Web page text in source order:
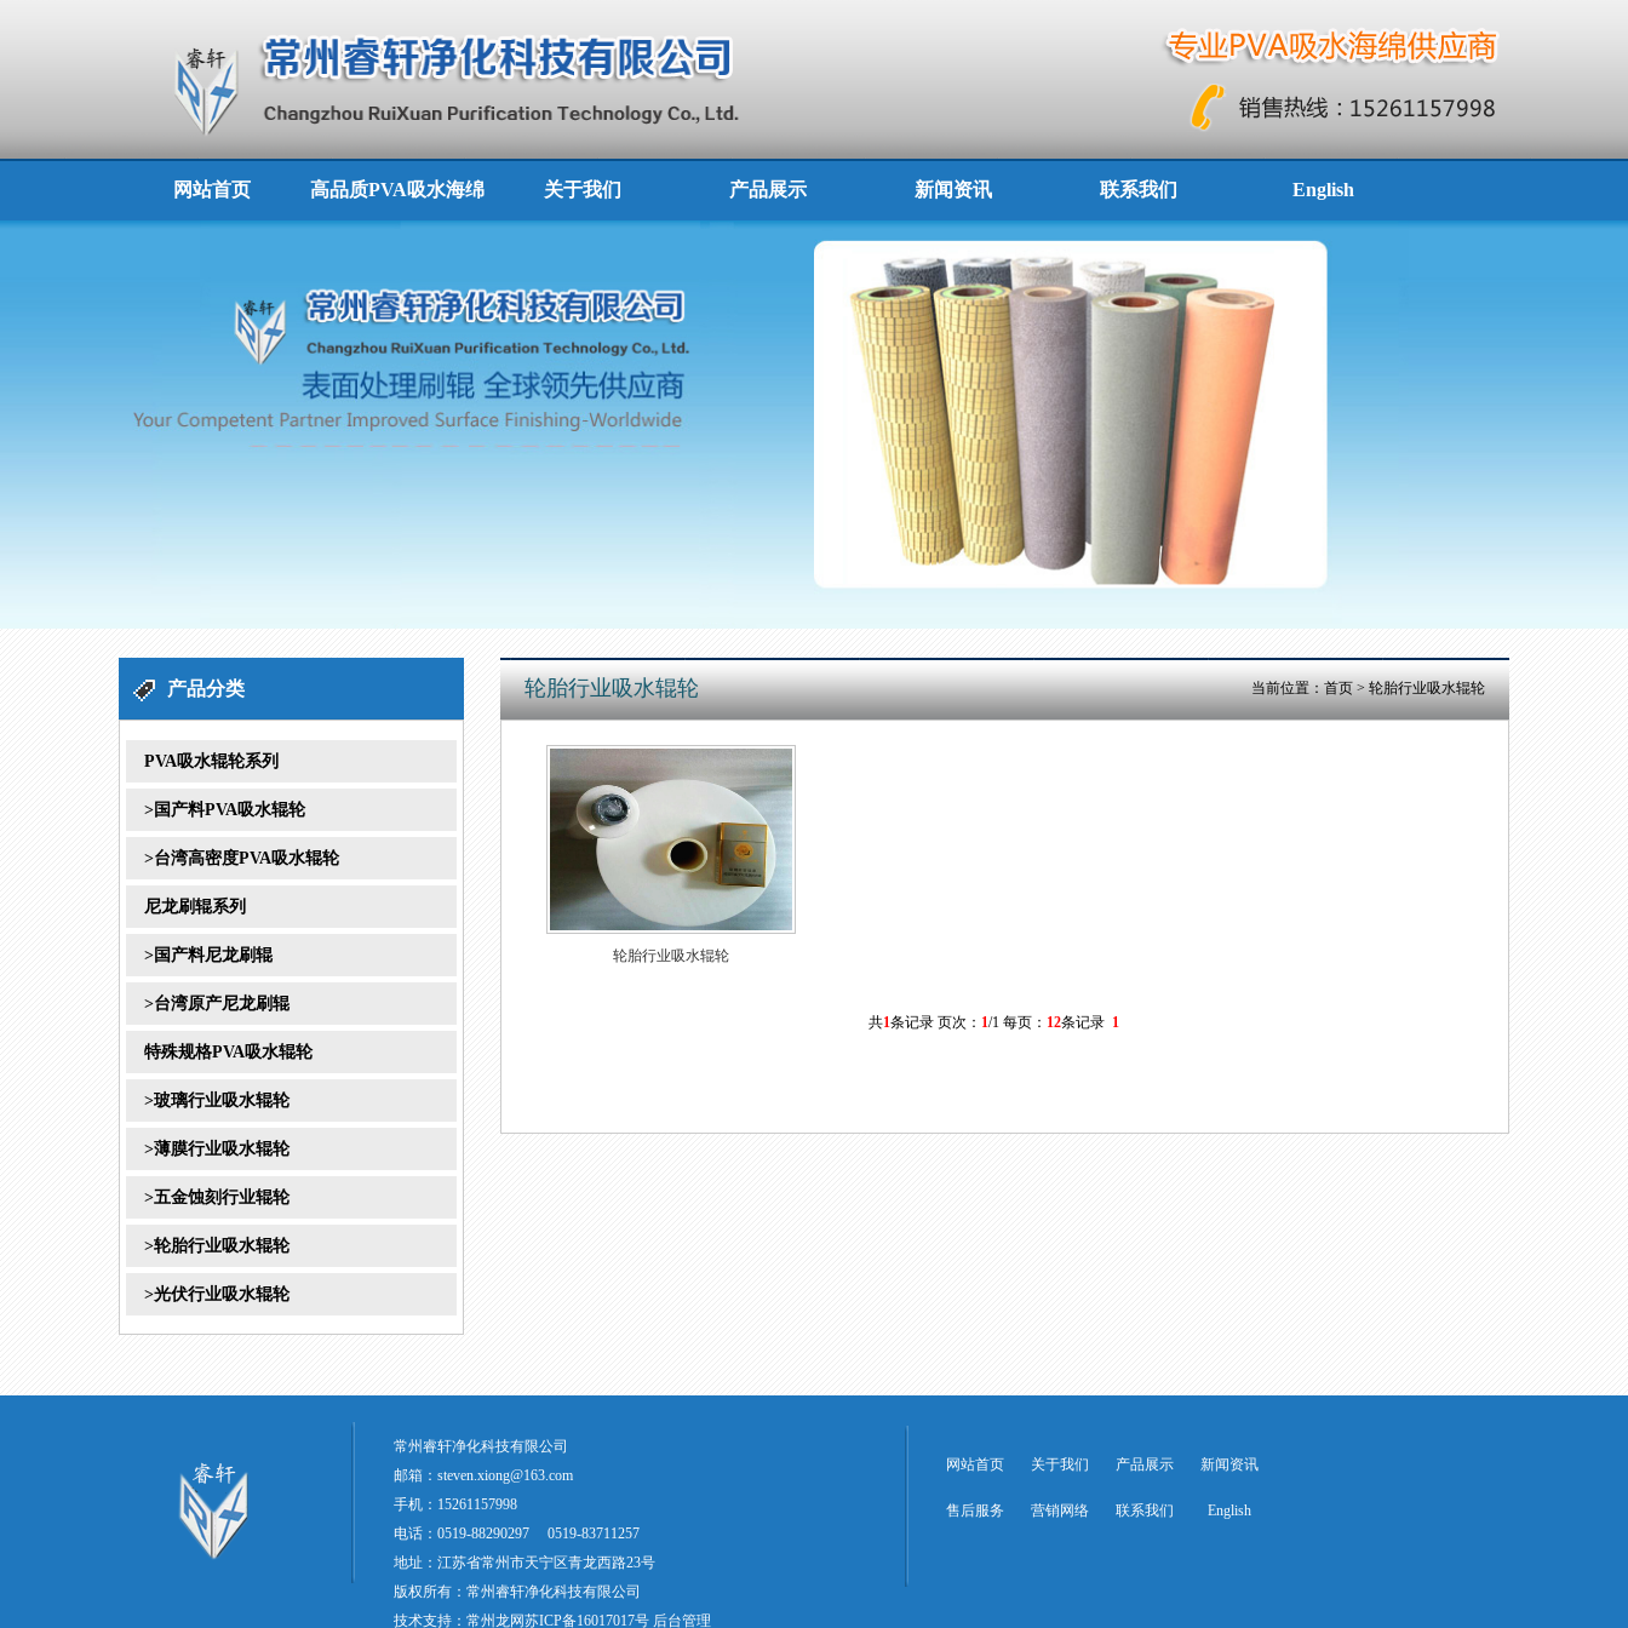
网站首页 高品质PVA吸水海绵 关于我们 产品展示 新闻资讯 联系我们 English
产品分类
PVA吸水辊轮系列
>国产料PVA吸水辊轮
>台湾高密度PVA吸水辊轮
尼龙刷辊系列
>国产料尼龙刷辊
>台湾原产尼龙刷辊
特殊规格PVA吸水辊轮
>玻璃行业吸水辊轮
>薄膜行业吸水辊轮
>五金蚀刻行业辊轮
>轮胎行业吸水辊轮
>光伏行业吸水辊轮
轮胎行业吸水辊轮 当前位置： 首页 > 轮胎行业吸水辊轮
轮胎行业吸水辊轮
共1条记录 页次： 1/1 每页： 12条记录 1
常州睿轩净化科技有限公司
邮箱：steven.xiong@163.com
手机：15261157998
电话：0519-88290297 0519-83711257
地址：江苏省常州市天宁区青龙西路23号
版权所有：常州睿轩净化科技有限公司
技术支持： 常州龙网苏ICP备16017017号 后台管理
网站首页 关于我们 产品展示 新闻资讯
售后服务 营销网络 联系我们 English